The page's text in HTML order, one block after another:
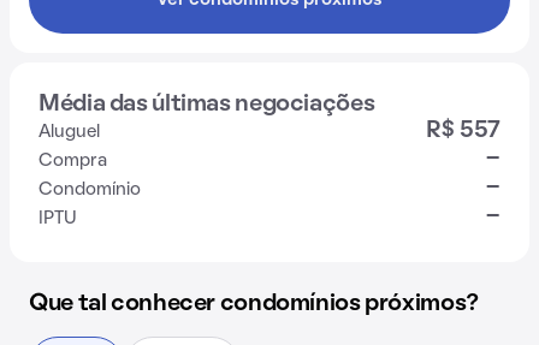
Média das últimas negociações
Aluguel R$ 557
Compra -
Condomínio -
IPTU -
Que tal conhecer condomínios próximos?